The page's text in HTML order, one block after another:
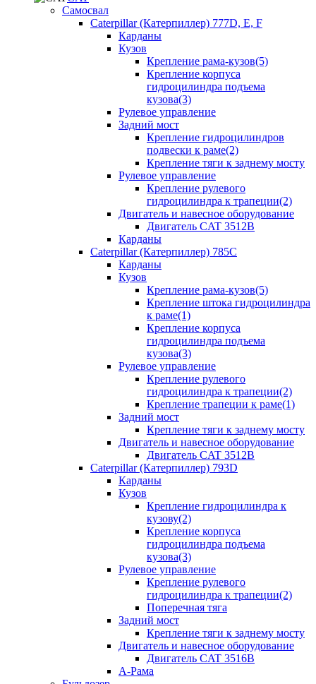
Самосвал
Caterpillar (Катерпиллер) 777D, E, F
Карданы
Кузов
Крепление рама-кузов(5)
Крепление корпуса
гидроцилиндра подъема
кузова(3)
Рулевое управление
Задний мост
Крепление гидроцилиндров
подвески к раме(2)
Крепление тяги к заднему мосту
Рулевое управление
Крепление рулевого
гидроцилиндра к трапеции(2)
Двигатель и навесное оборудование
Двигатель CAT 3512B
Карданы
Caterpillar (Катерпиллер) 785C
Карданы
Кузов
Крепление рама-кузов(5)
Крепление штока гидроцилиндра
к раме(1)
Крепление корпуса
гидроцилиндра подъема
кузова(3)
Рулевое управление
Крепление рулевого
гидроцилиндра к трапеции(2)
Крепление трапеции к раме(1)
Задний мост
Крепление тяги к заднему мосту
Двигатель и навесное оборудование
Двигатель CAT 3512B
Caterpillar (Катерпиллер) 793D
Карданы
Кузов
Крепление гидроцилиндра к
кузову(2)
Крепление корпуса
гидроцилиндра подъема
кузова(3)
Рулевое управление
Крепление рулевого
гидроцилиндра к трапеции(2)
Поперечная тяга
Задний мост
Крепление тяги к заднему мосту
Двигатель и навесное оборудование
Двигатель CAT 3516B
А-Рама